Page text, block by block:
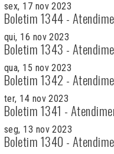
sex, 17 nov 2023
Boletim 1344 -
qui, 16 nov 2023
Boletim 1343 -
qua, 15 nov 2023
Boletim 1342 -
ter, 14 nov 2023
Boletim 1341 -
seg, 13 nov 2023
Boletim 1340 -